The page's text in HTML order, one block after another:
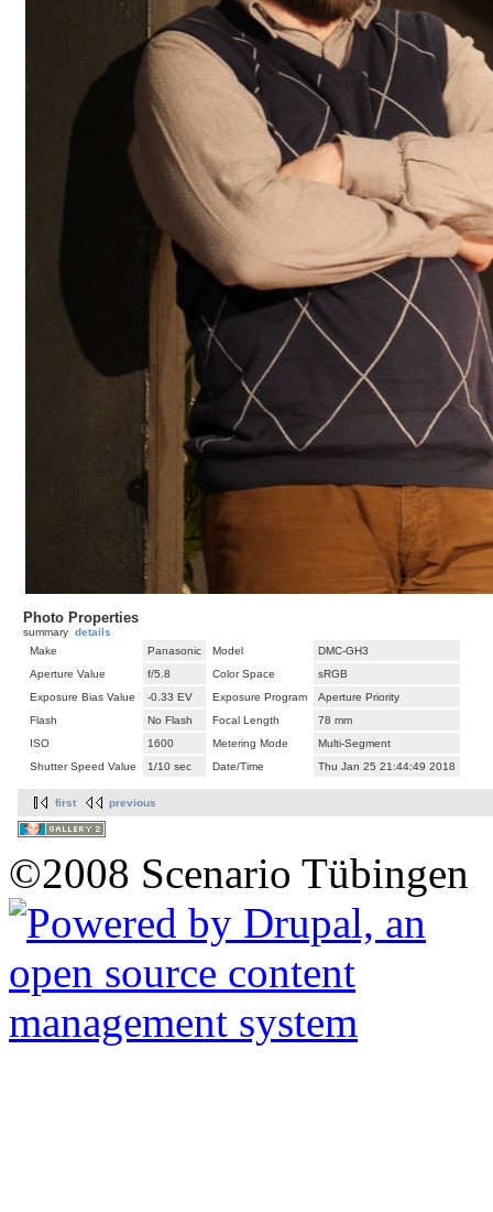
Photo Properties
summary details
Make
Panasonic Model
DMC-GH3
Aperture Value
f/5.8 Color Space
sRGB
Exposure Bias Value
-0.33 EV Exposure Program
Aperture Priority
Flash
No Flash Focal Length
78 mm
ISO
1600 Metering Mode
Multi-Segment
Shutter Speed Value
1/10 sec Date/Time Thu Jan 25 21:44:49 2018
first previous
©2008 Scenario Tübingen